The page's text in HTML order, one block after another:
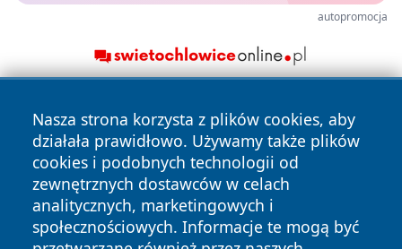
autopromocja
Nasza strona korzysta z plików cookies, aby
działała prawidłowo. Używamy także plików
cookies i podobnych technologii od
zewnętrznych dostawców w celach
analitycznych, marketingowych i
społecznościowych. Informacje te mogą być
Copyright © 2026 pulsbydgoszczy.pl Wszystkie prawa
zastrzeżone.